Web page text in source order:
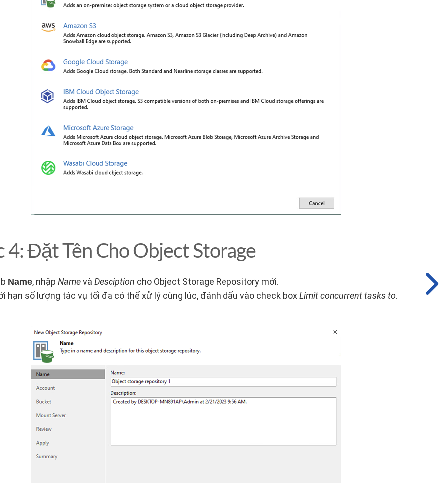
Đặt Tên Cho Object Storage
Name, nhập Namevà Desciption cho Object Storage Repository mới.
hạn số lượng tác vụ tối đa có thể xử lý cùng lúc, đánh dấu vào check boxLimit concurrent tasks to.